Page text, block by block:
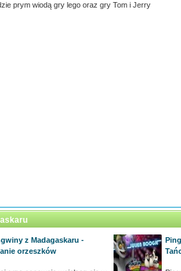
prym wiodą gry lego oraz gry Tom i Jerry
z Madagaskaru -
orzeszków